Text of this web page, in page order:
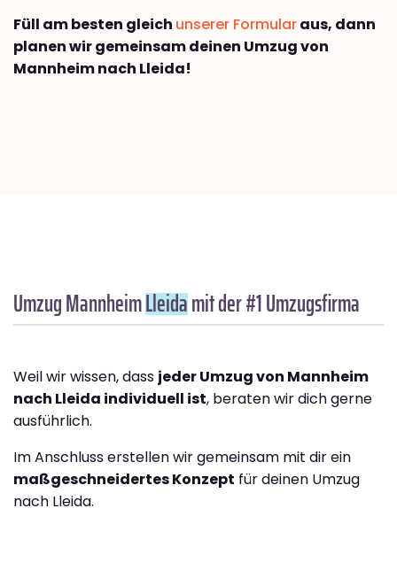
Füll am besten gleich unserer Formularaus, dann
planen wir gemeinsam deinen Umzug von
Mannheim nach Lleida!
Umzug MannheimLleidamit der #1 Umzugsfirma
Weil wir wissen, dass jeder Umzug von Mannheim
nach Lleida individuell ist, beraten wir dich gerne
ausführlich.
Im Anschluss erstellen wir gemeinsam mit dir ein
maßgeschneidertes Konzept für deinen Umzug
nach Lleida.